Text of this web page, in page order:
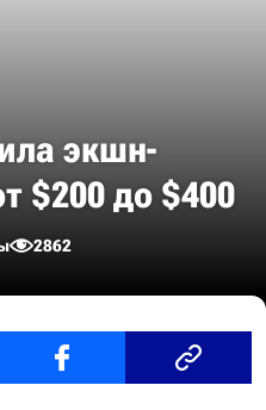
экшн-
$200 до $400
2862